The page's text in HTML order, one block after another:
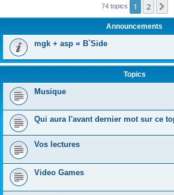
74 topics 1 2
Announcements
mgk + asp = B`Side
Topics
Musique
Qui aura l'avant dernier mot sur ce
Vos lectures
Video Games